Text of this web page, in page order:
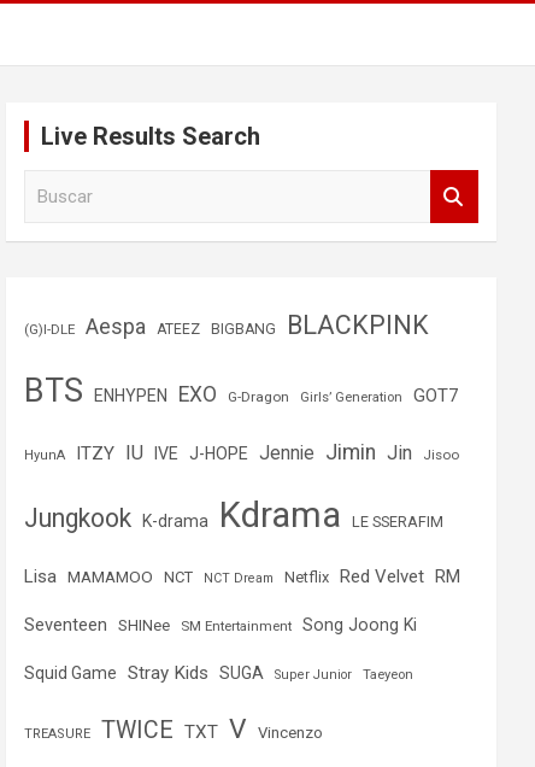
Live Results Search
(G)I-DLE Aespa ATEEZ BIGBANG BLACKPINK
BTS ENHYPEN EXO G-Dragon Girls’ Generation GOT7
HyunA ITZY IU IVE J-HOPE Jennie Jimin Jin Jisoo
Jungkook K-drama Kdrama LE SSERAFIM
Lisa MAMAMOO NCT NCT Dream Netflix Red Velvet RM
Seventeen SHINee SM Entertainment Song Joong Ki
Squid Game Stray Kids SUGA Super Junior Taeyeon
TREASURE TWICE TXT V Vincenzo